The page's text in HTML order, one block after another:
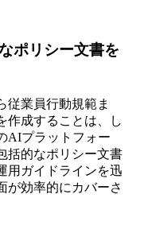
ポリシー文書を
従業員行動規範ま
作成することは、し
AIプラットフォー
括的なポリシー文書
用ガイドラインを迅
が効率的にカバーさ